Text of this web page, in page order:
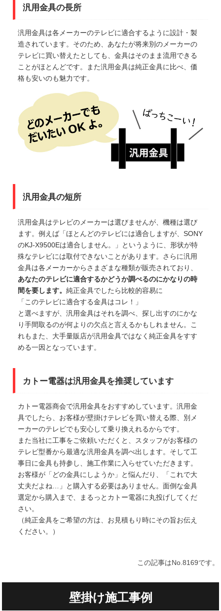
汎用金具の長所
汎用金具は各メーカーのテレビに適合するように設計・製
造されています。そのため、あなたが将来別のメーカーの
テレビに買い替えたとしても、金具はそのまま流用できる
ことがほとんどです。また汎用金具は純正金具に比べ、価
格も安いのも魅力です。
汎用金具の短所
汎用金具はテレビのメーカーは選びませんが、機種は選び
ます。例えば「ほとんどのテレビには適合しますが、SONY
のKJ-X9500Eは適合しません。」というように、形状が特
殊なテレビには取付できないことがあります。さらに汎用
金具は各メーカーからさまざまな種類が販売されており、
あなたのテレビに適合するかどうか調べるのにかなりの時
間を要します。純正金具でしたら比較的容易に
「このテレビに適合する金具はコレ！」
と選べますが、汎用金具はそれを調べ、探し出すのにかな
り手間取るのが何よりの欠点と言えるかもしれません。こ
れもまた、大手量販店が汎用金具ではなく純正金具をすす
める一因となっています。
カトー電器は汎用金具を推奨しています
カトー電器商会で汎用金具をおすすめしています。汎用金
具でしたら、お客様が壁掛けテレビを買い替える際、別メ
ーカーのテレビでも安心して乗り換えれるからです。
また当社に工事をご依頼いただくと、スタッフがお客様の
テレビ型番から最適な汎用金具を調べ出します。そして工
事日に金具も持参し、施工作業に入らせていただきます。
お客様が「どの金具にしようか」と悩んだり、「これで大
丈夫だよね…」と購入する必要はありません。面倒な金具
選定から購入まで、まるっとカトー電器に丸投げしてくだ
さい。
（純正金具をご希望の方は、お見積もり時にその旨お伝え
ください。）
この記事はNo.8169です。
壁掛け施工事例